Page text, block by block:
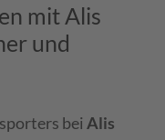
mit Alis
und
bei Alis